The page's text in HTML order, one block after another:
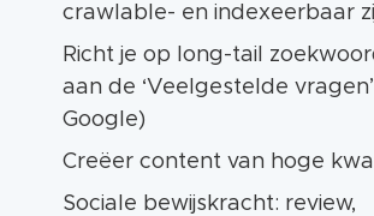
crawlable- en indexeerbaar
Richt je op long-tail
aan de ‘Veelgestelde
Google)
Creëer content van hoge
Sociale bewijskracht: review,